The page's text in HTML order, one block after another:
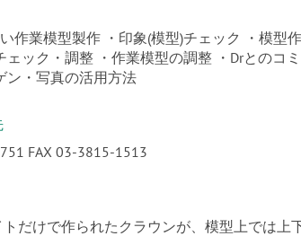
作業模型製作 ・印象(模型)チェック ・模型
ック・調整 ・作業模型の調整 ・Drとのコ
ン・写真の活用方法
FAX 03-3815-1513
だけで作られたクラウンが、模型上では上